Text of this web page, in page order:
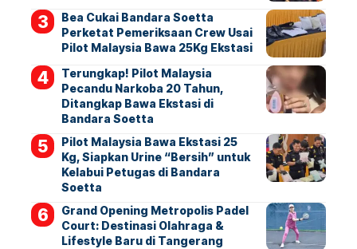
Bea Cukai Bandara Soetta
Perketat Pemeriksaan Crew Usai
Pilot Malaysia Bawa 25Kg Ekstasi
Terungkap! Pilot Malaysia
Pecandu Narkoba 20 Tahun,
Ditangkap Bawa Ekstasi di
Bandara Soetta
Pilot Malaysia Bawa Ekstasi 25
Kg, Siapkan Urine “Bersih” untuk
Kelabui Petugas di Bandara
Soetta
Grand Opening Metropolis Padel
Court: Destinasi Olahraga &
Lifestyle Baru di Tangerang